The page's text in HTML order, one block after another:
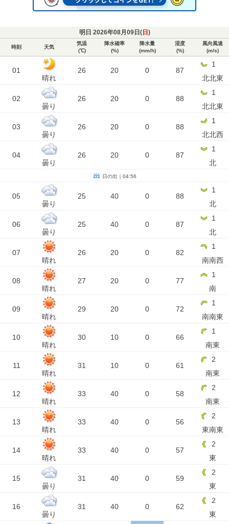
明日 2026年08月09日(日 )
時刻 天気
気温
(℃)
降水確率
(%)
降水量
(mm/h)
湿度
(%)
風向風速
(m/s)
01
晴れ
26 20 0 87
1
北北東
02
曇り
26 20 0 88
1
北北東
03
曇り
26 20 0 88
1
北北西
04
曇り
26 20 0 87
1
北
日の出｜04:56
05
曇り
25 40 0 88
1
北
06
曇り
25 40 0 87
1
北
07
晴れ
26 20 0 82
1
南南西
08
晴れ
27 20 0 77
1
南
09
晴れ
29 20 0 72
1
南南東
10
晴れ
30 10 0 66
1
南東
11
晴れ
31 10 0 61
2
南東
12
晴れ
33 40 0 58
2
南東
13
晴れ
33 40 0 56
2
東南東
14
晴れ
33 40 0 57
2
東
15
曇り
31 40 0 59
2
東
16
曇り
31 40 0 62
2
東